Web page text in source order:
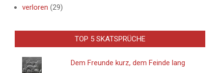
verloren (29)
TOP 5 SKATSPRÜCHE
Dem Freunde kurz, dem Feinde lang